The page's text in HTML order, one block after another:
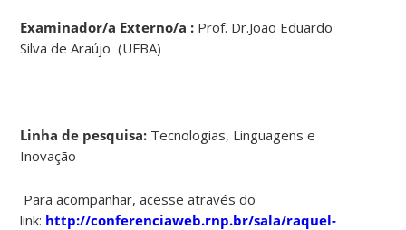
Examinador/a Externo/a : Prof. Dr.João Eduardo
Silva de Araújo (UFBA)
Linha de pesquisa: Tecnologias, Linguagens e
Inovação
Para acompanhar, acesse através do
link: http://conferenciaweb.rnp.br/sala/raquel-